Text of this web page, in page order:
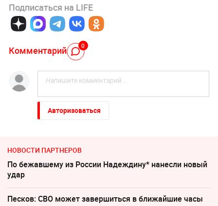
Подписаться на LIFE
Комментарий 0
Авторизоваться
НОВОСТИ ПАРТНЕРОВ
По бежавшему из России Надеждину* нанесли новый
удар
Песков: СВО может завершиться в ближайшие часы